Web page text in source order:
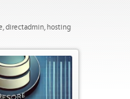
,directadmin,hosting